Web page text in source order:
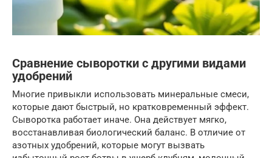
Сравнение сыворотки с другими видами
удобрений
Многие привыкли использовать минеральные смеси,
которые дают быстрый, но кратковременный эффект.
Сыворотка работает иначе. Она действует мягко,
восстанавливая биологический баланс. В отличие от
азотных удобрений, которые могут вызвать